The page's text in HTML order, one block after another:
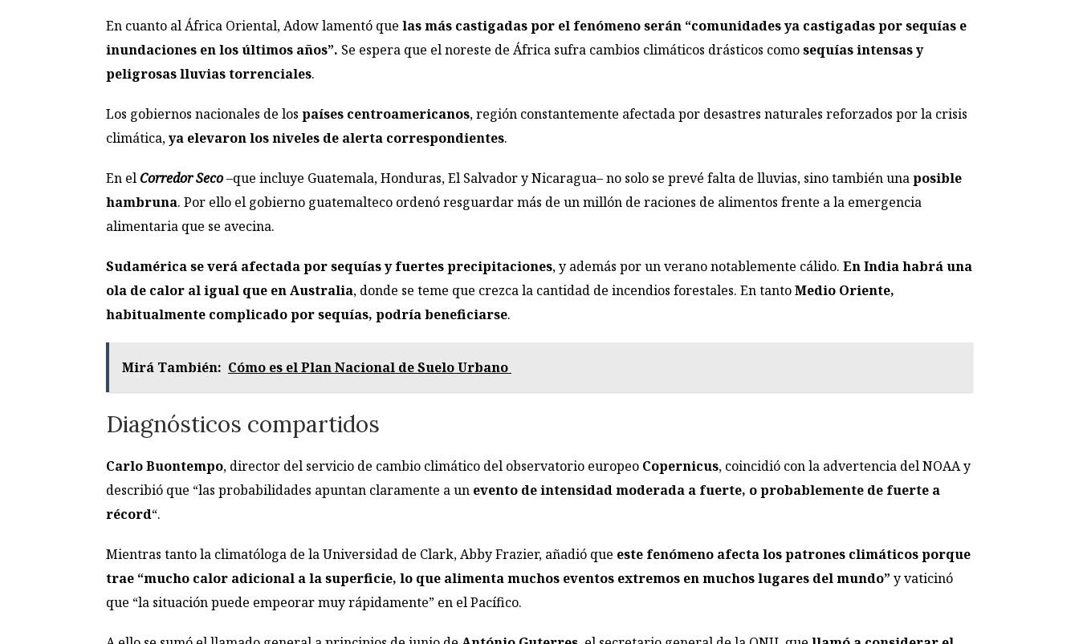
En cuanto al África Oriental, Adow lamentó que las más castigadas por el fenómeno serán “comunidades ya castigadas por sequías e
inundaciones en los últimos años”. Se espera que el noreste de África sufra cambios climáticos drásticos comosequías intensas y
peligrosas lluvias torrenciales.
Los gobiernos nacionales de los países centroamericanos, región constantemente afectada por desastres naturales reforzados por la crisis
climática,ya elevaron los niveles de alerta correspondientes.
En elCorredor Seco–que incluye Guatemala, Honduras, El Salvador y Nicaragua– no solo se prevé falta de lluvias, sino también unaposible
hambruna. Por ello el gobierno guatemalteco ordenó resguardar más de un millón de raciones de alimentos frente a la emergencia
alimentaria que se avecina.
Sudamérica se verá afectada por sequías y fuertes precipitaciones, y además por un verano notablemente cálido. En India habrá una
ola de calor al igual que en Australia, donde se teme que crezca la cantidad de incendios forestales. En tantoMedio Oriente,
habitualmente complicado por sequías, podría beneficiarse.
Mirá También: Cómo es el Plan Nacional de Suelo Urbano
Diagnósticos compartidos
Carlo Buontempo, director del servicio de cambio climático del observatorio europeo Copernicus, coincidió con la advertencia del NOAA y
describió que “las probabilidades apuntan claramente a un evento de intensidad moderada a fuerte, o probablemente de fuerte a
récord“.
Mientras tanto la climatóloga de la Universidad de Clark, Abby Frazier, añadió que este fenómeno afecta los patrones climáticos porque
trae “mucho calor adicional a la superficie, lo que alimenta muchos eventos extremos en muchos lugares del mundo” y vaticinó
que “la situación puede empeorar muy rápidamente” en el Pacífico.